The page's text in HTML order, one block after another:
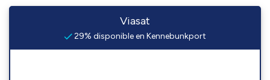
Viasat
29% disponible en Kennebunkport